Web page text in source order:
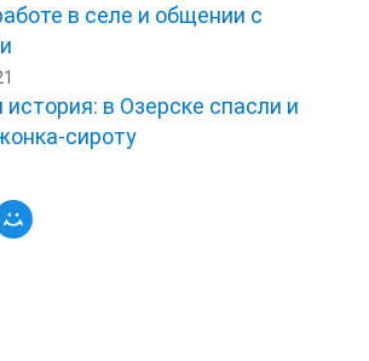
в селе и общении с
история: в Озерске спасли и